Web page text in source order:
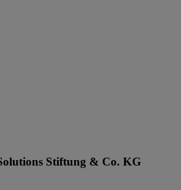
Stiftung & Co. KG